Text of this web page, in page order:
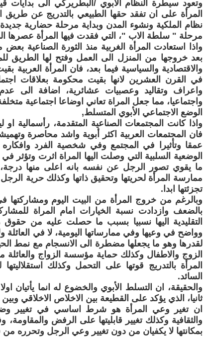
وتعود سيطرة النظام الابوي /البطريركي الى بدايات
المرأة على ان تفقد حقها الطبيعي بالتدريج عن طريق
نظام الملكية ونشوء المدن وبداية مرحلة حضارية
مرحلة " سلطة الاب "، التي فقدت فيها المرأة عصرها
واذا استعادت المرأة الغربية منذ الثورة الصناعية
بعد خروجها من المنزل الى العمل وفتح لها الطريق
والاقتصادية والسياسية فيما بعد، فان المرأة العربية
في القرن العشرين لانها بقيت محكومة بعلاقات
واعراف وتقاليد وعصبيات عشائرية، اضافة الى عدم
واجتماعيا، مما جعل المراة تعاني اوضاعا اجتماعية
الوضع الاجتماعي الأبوي المتسلط,
واذا كانت المجتمعات الصناعية المتقدمة، رأسمالية او
فان المجتمعات العربية اكثر أبوية واشد محاصرة
عمقا وتأثيرا في المجتمع وفي شخصية الفرد
الوضعية السلبية التي وصلت اليها المراة اثرت
ما يقوي تصور الرجل عن نفسه بانه اعلى منها درجة،
ممارسة المرأة لحريتها وتحقيق ذاتها وكذلك حرية
تجزئتها ابدا.
وبالرغم من خروج المرأة من البيت اليوم ومشاركتها
بالضعف وازدادت نسبة الخيارات امام المراة
التقليدية اليها نسبيا بسبب ما حصلت عليه من
وواضح في وعيها وفي ممارساتها اليومية، لا في العائلة
لقدرها وهو ما يجعلها مضطرة الى الانسجام مع نمط
الزوج والاطفال وكذلك حماية مؤسسة الزواج والعائلة
المرأة بالتدريج قوتها على التحمل وكذلك
السائد.
والحقيقة، ان التسلط الأبوي والخضوع له انما يأتيان
ثانيا، الذي يؤكد على القطيعة بين الاخلاص الاخلاقي وبين
ان تغير وعي المرأة هو شرط اساسي في تغيير
والثقافية وكذلك تغيير قابليتها على الرفض
بمكانتها لا يكفيان من دون تغيير وعي الرجل وتحرره من